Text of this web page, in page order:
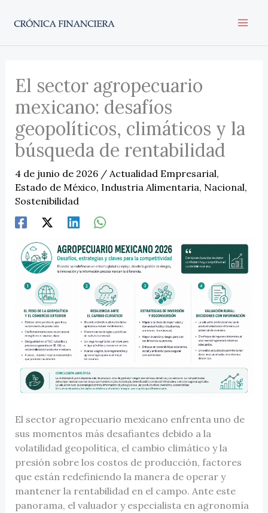
El sector agropecuario
mexicano: desafíos
geopolíticos, climáticos y la
búsqueda de rentabilidad
4 de junio de 2026 / Actualidad Empresarial,
Estado de México, Industria Alimentaria, Nacional,
Sostenibilidad
El sector agropecuario mexicano enfrenta uno de
sus momentos más desafiantes debido a la
volatilidad geopolítica, el cambio climático y la
presión sobre los costos de producción, factores
que están redefiniendo la manera de operar y
mantener la rentabilidad en el campo. Ante este
panorama, el valuador y especialista en agronomía